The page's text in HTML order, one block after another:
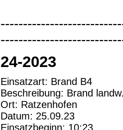
24-2023
Einsatzart: Brand B4
Beschreibung: Brand
Ort: Ratzenhofen
Datum: 25.09.23
Einsatzbeginn: 10:23